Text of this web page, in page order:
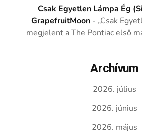
Csak Egyetlen Lámpa Ég
GrapefruitMoon - „Csak
megjelent a The Pontiac első
Archívum
2026. július
2026. június
2026. május